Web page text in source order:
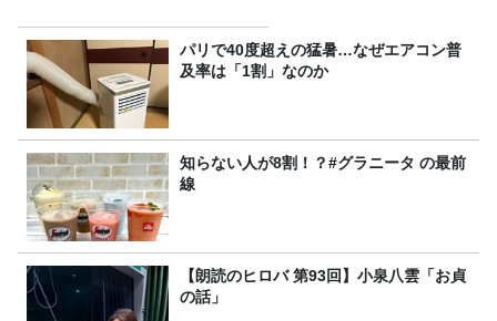
パリで40度超えの猛暑…なぜエアコン普
及率は「1割」なのか
知らない人が8割！？#グラニータ の最前
線
【朗読のヒロバ 第93回】小泉八雲「お貞
の話」